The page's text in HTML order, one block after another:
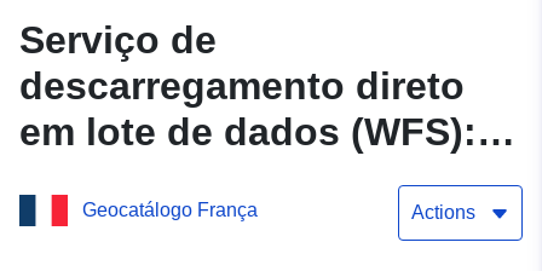
Serviço de
descarregamento direto
em lote de dados (WFS):
PLU de Montmeyran 26206
— Atualizado em
Geocatálogo França Actions